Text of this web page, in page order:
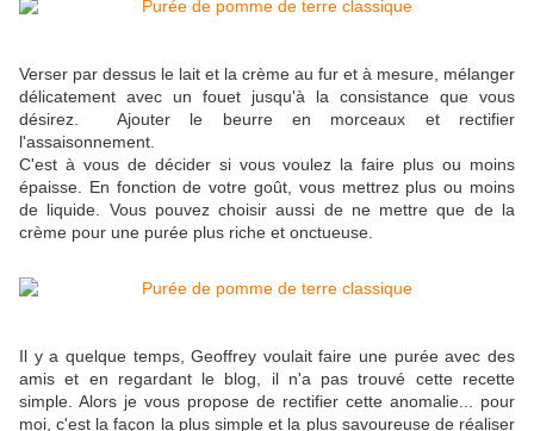
Verser par dessus le lait et la crème au fur et à mesure, mélanger
délicatement avec un fouet jusqu'à la consistance que vous
désirez. Ajouter le beurre en morceaux et rectifier
l'assaisonnement.
C'est à vous de décider si vous voulez la faire plus ou moins
épaisse. En fonction de votre goût, vous mettrez plus ou moins
de liquide. Vous pouvez choisir aussi de ne mettre que de la
crème pour une purée plus riche et onctueuse.
Il y a quelque temps, Geoffrey voulait faire une purée avec des
amis et en regardant le blog, il n'a pas trouvé cette recette
simple. Alors je vous propose de rectifier cette anomalie... pour
moi, c'est la façon la plus simple et la plus savoureuse de réaliser